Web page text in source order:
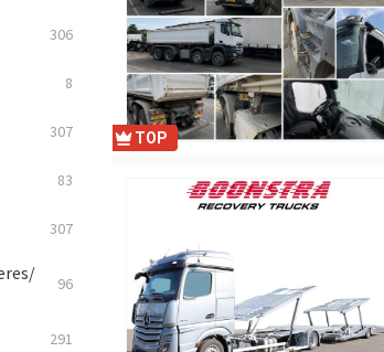
306
8
307
83
307
96
291
TOP